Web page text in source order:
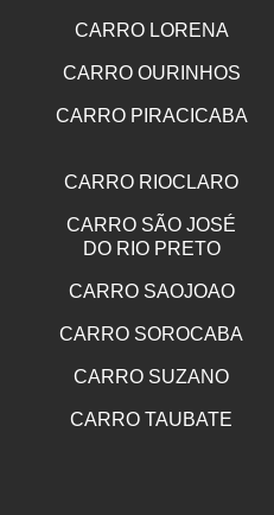
CARRO LORENA
CARRO OURINHOS
CARRO PIRACICABA
CARRO RIOCLARO
CARRO SÃO JOSÉ
DO RIO PRETO
CARRO SAOJOAO
CARRO SOROCABA
CARRO SUZANO
CARRO TAUBATE